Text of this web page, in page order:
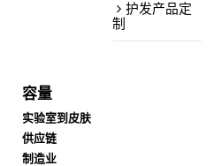
护发产品定
制
容量
实验室到皮肤
供应链
制造业